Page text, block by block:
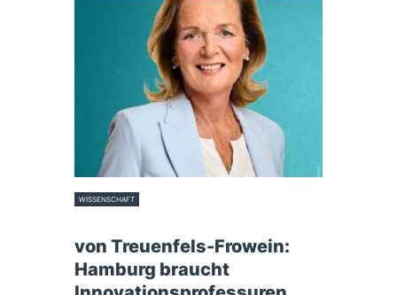
WISSENSCHAFT
von Treuenfels-Frowein:
Hamburg braucht